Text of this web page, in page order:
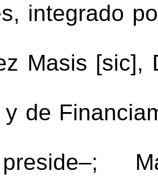
integrado
Masis [sic],
y de